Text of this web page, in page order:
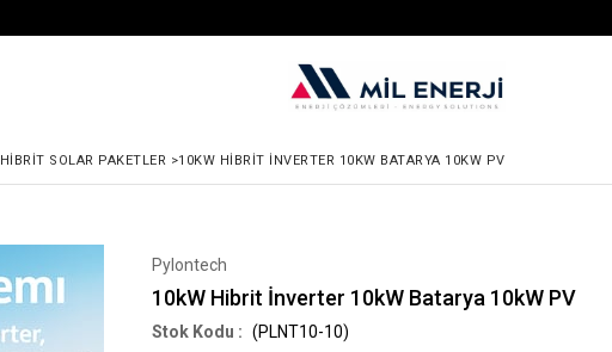
HIBRIT SOLAR PAKETLER >10KW HIBRIT İNVERTER 10KW BATARYA 10KW PV
Pylontech
10kW Hibrit İnverter 10kW Batarya 10kW PV
(PLNT10-10)